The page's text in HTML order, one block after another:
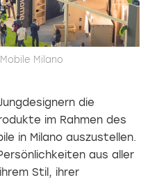
Milano
die
im Rahmen des
in Milano auszustellen.
aus aller
Stil, ihrer